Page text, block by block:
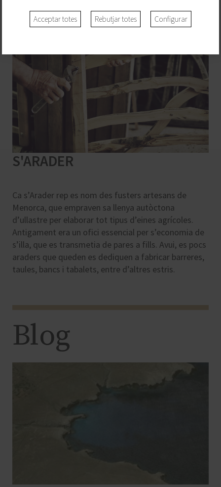
S'ARADER
Ca s’Arader rep es nom des fusters artesans de
Menorca, que empraven sa llenya autòctona
d’ullastre per elaborar tot tipus d’eines agrícoles.
Antigament era un ofici essencial per s’economia de
s’illa, que es transmetia de pares a fills. Avui, es pocs
araders que queden es dediquen a fabricar barreres,
taules, bancs i tabalets, entre d’altres estris.
Blog
Acceptar totes Rebutjar totes Configurar